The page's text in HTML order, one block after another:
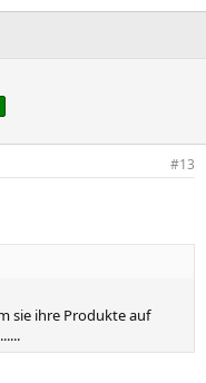
#13
sie ihre Produkte auf